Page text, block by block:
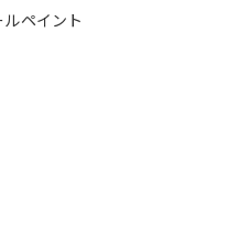
ルペイント